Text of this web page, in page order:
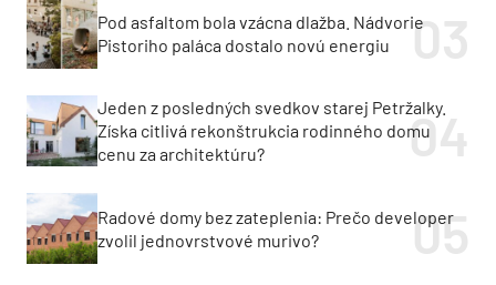
Pod asfaltom bola vzácna dlažba. Nádvorie
Pistoriho paláca dostalo novú energiu
Jeden z posledných svedkov starej Petržalky.
Získa citlivá rekonštrukcia rodinného domu
cenu za architektúru?
Radové domy bez zateplenia: Prečo developer
zvolil jednovrstvové murivo?